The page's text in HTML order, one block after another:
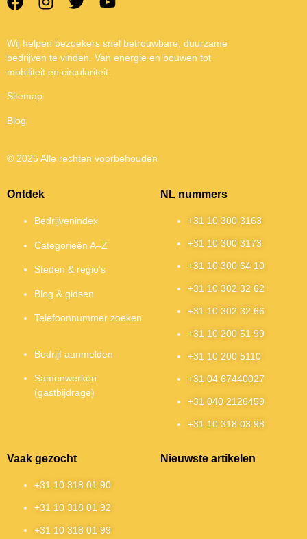
Wij helpen bezoekers snel betrouwbare, duurzame
bedrijven te vinden. Van energie en bouwen tot
mobiliteit en circulariteit.
Sitemap
Blog
© 2025 Alle rechten voorbehouden
Ontdek
Bedrijvenindex
Categorieën A–Z
Steden & regio’s
Blog & gidsen
Telefoonnummer zoeken
Bedrijf aanmelden
Samenwerken
(gastbijdrage)
NL nummers
+31 10 300 3163
+31 10 300 3173
+31 10 300 64 10
+31 10 302 32 62
+31 10 302 32 66
+31 10 200 51 99
+31 10 200 5110
+31 04 67440027
+31 040 2126459
+31 10 318 03 98
Vaak gezocht
+31 10 318 01 90
+31 10 318 01 92
+31 10 318 01 99
Nieuwste artikelen